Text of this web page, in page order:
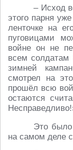
– Исход
этого парня
ленточке на
пуговицами
войне он не
всем
зимней
смотрел на
прошёл всю
остаются
Это
на самом деле